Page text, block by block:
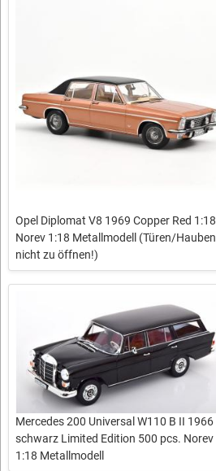
Opel Diplomat V8 1969 Copper Red 1:18
Norev 1:18 Metallmodell (Türen/Hauben
nicht zu öffnen!)
Mercedes 200 Universal W110 B II 1966
schwarz Limited Edition 500 pcs. Norev
1:18 Metallmodell